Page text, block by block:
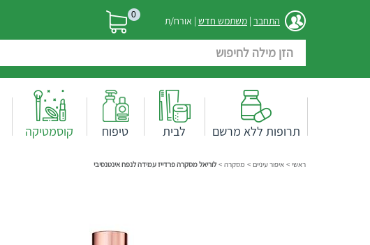
התחבר | משתמש חדש | אורח/ת 0
תרופות ללא מרשם לבית טיפוח קוסמטיקה
ראשי > איפור עיניים > מסקרה > לוריאל מסקרה פרדייז עמידה לנפח אינטנסיבי